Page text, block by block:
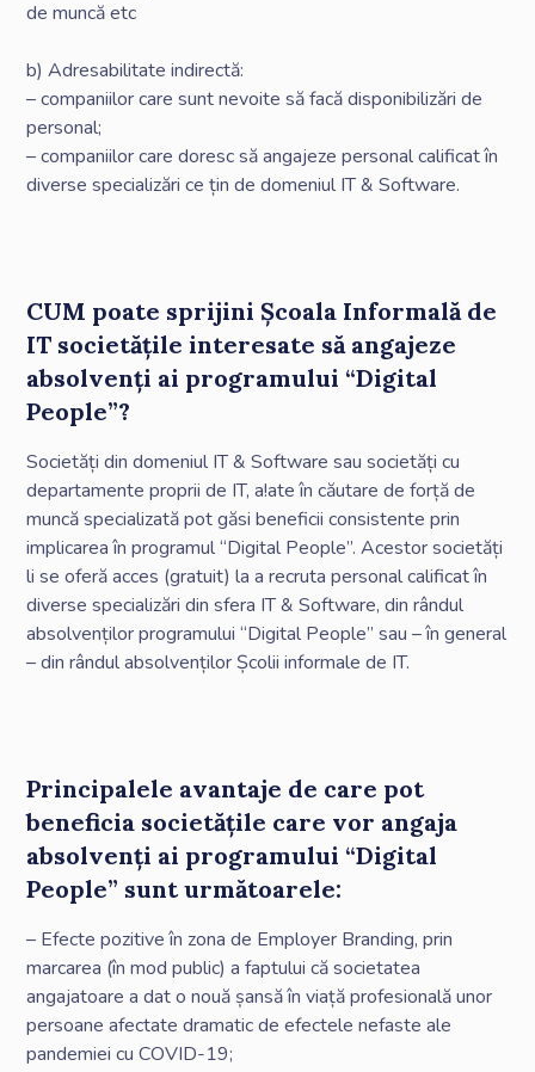
de muncă etc
b) Adresabilitate indirectă:
– companiilor care sunt nevoite să facă disponibilizări de
personal;
– companiilor care doresc să angajeze personal calificat în
diverse specializări ce țin de domeniul IT & Software.
CUM poate sprijini Școala Informală de
IT societățile interesate să angajeze
absolvenți ai programului “Digital
People”?
Societăți din domeniul IT & Software sau societăți cu
departamente proprii de IT, a!ate în căutare de forță de
muncă specializată pot găsi beneficii consistente prin
implicarea în programul “Digital People”. Acestor societăți
li se oferă acces (gratuit) la a recruta personal calificat în
diverse specializări din sfera IT & Software, din rândul
absolvenților programului “Digital People” sau – în general
– din rândul absolvenților Școlii informale de IT.
Principalele avantaje de care pot
beneficia societățile care vor angaja
absolvenți ai programului “Digital
People” sunt următoarele:
– Efecte pozitive în zona de Employer Branding, prin
marcarea (în mod public) a faptului că societatea
angajatoare a dat o nouă șansă în viață profesională unor
persoane afectate dramatic de efectele nefaste ale
pandemiei cu COVID-19;